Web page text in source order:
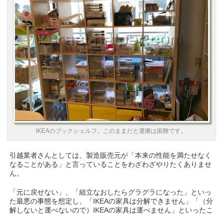
IKEAのブックシェルフ。このままだと運搬は困難です。
引越業者さんとしては、製造販売元が「本来の性能を満たせなく
なることがある」と言っていることをわざわざやりたくありませ
ん。
「元に戻せない」、「組立なおしたらグラグラになった」といっ
た最悪の事態を想定し、「IKEAの家具は分解できません」「（分
解しないと運べないので）IKEAの家具は運べません」といったこ